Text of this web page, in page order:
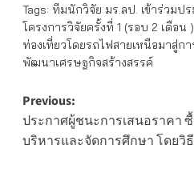
Tags: ทีมนักวิจัย มร.ลป. เข้าร่วมป
โครงการวิจัยครั้งที่ 1 (รอบ 2 เดือน
ท่องเที่ยวโดยรถไฟสายเหนือมาสู่ก
พัฒนาเศรษฐกิจสร้างสรรค์
Post
navigation
Previous:
ประกาศผู้ชนะการเสนอราคา
บริหารและจัดการศึกษา โดยวิ